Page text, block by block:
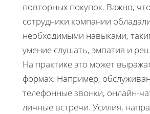
повторных покупок. Важно,
сотрудники компании
необходимыми навыками,
умение слушать, эмпатия и
На практике это может
формах. Например,
телефонные звонки, онлайн-
личные встречи. Усилия,